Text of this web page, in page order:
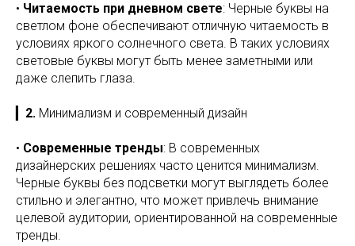
• Читаемость при дневном свете: Черные буквы на
светлом фоне обеспечивают отличную читаемость в
условиях яркого солнечного света. В таких условиях
световые буквы могут быть менее заметными или
даже слепить глаза.
2. Минимализм и современный дизайн
• Современные тренды: В современных
дизайнерских решениях часто ценится минимализм.
Черные буквы без подсветки могут выглядеть более
стильно и элегантно, что может привлечь внимание
целевой аудитории, ориентированной на современные
тренды.